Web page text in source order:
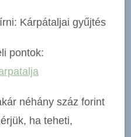
Kárpátaljai gyűjtés
pontok:
néhány száz forint
ha teheti,